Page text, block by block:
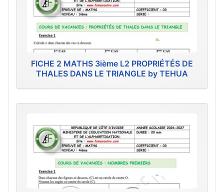
FICHE 2 MATHS 3ième L2 PROPRIÉTÉS DE
THALES DANS LE TRIANGLE by TEHUA